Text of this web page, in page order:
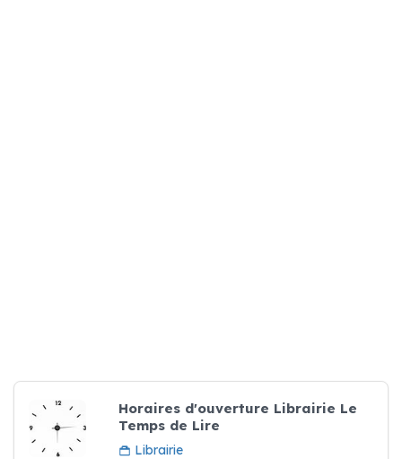
Horaires d'ouverture Librairie Le
Temps de Lire
Librairie